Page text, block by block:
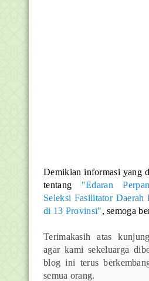
Demikian informasi yang
tentang
"Edaran
Seleksi Fasilitator
di 13 Provinsi", semoga
Terimakasih atas
agar kami sekeluarga
blog ini terus
semua orang.